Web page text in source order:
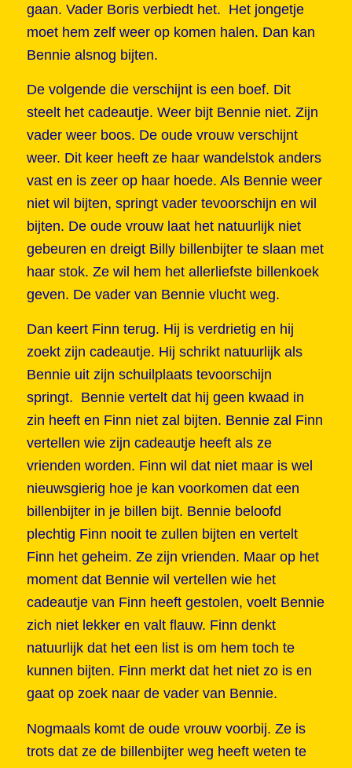
gaan. Vader Boris verbiedt het. Het jongetje
moet hem zelf weer op komen halen. Dan kan
Bennie alsnog bijten.
De volgende die verschijnt is een boef. Dit
steelt het cadeautje. Weer bijt Bennie niet. Zijn
vader weer boos. De oude vrouw verschijnt
weer. Dit keer heeft ze haar wandelstok anders
vast en is zeer op haar hoede. Als Bennie weer
niet wil bijten, springt vader tevoorschijn en wil
bijten. De oude vrouw laat het natuurlijk niet
gebeuren en dreigt Billy billenbijter te slaan met
haar stok. Ze wil hem het allerliefste billenkoek
geven. De vader van Bennie vlucht weg.
Dan keert Finn terug. Hij is verdrietig en hij
zoekt zijn cadeautje. Hij schrikt natuurlijk als
Bennie uit zijn schuilplaats tevoorschijn
springt. Bennie vertelt dat hij geen kwaad in
zin heeft en Finn niet zal bijten. Bennie zal Finn
vertellen wie zijn cadeautje heeft als ze
vrienden worden. Finn wil dat niet maar is wel
nieuwsgierig hoe je kan voorkomen dat een
billenbijter in je billen bijt. Bennie beloofd
plechtig Finn nooit te zullen bijten en vertelt
Finn het geheim. Ze zijn vrienden. Maar op het
moment dat Bennie wil vertellen wie het
cadeautje van Finn heeft gestolen, voelt Bennie
zich niet lekker en valt flauw. Finn denkt
natuurlijk dat het een list is om hem toch te
kunnen bijten. Finn merkt dat het niet zo is en
gaat op zoek naar de vader van Bennie.
Nogmaals komt de oude vrouw voorbij. Ze is
trots dat ze de billenbijter weg heeft weten te